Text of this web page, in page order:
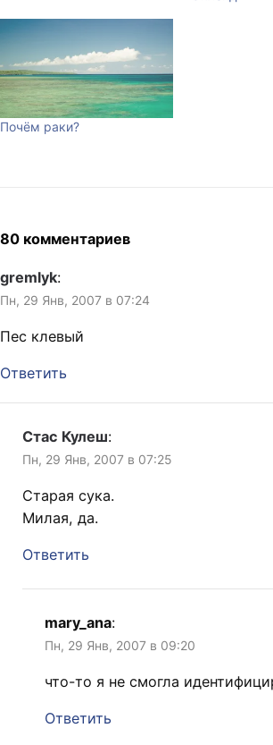
Почём раки?
80 комментариев
gremlyk:
Пн, 29 Янв, 2007 в 07:24
Пес клевый
Ответить
Стас Кулеш:
Пн, 29 Янв, 2007 в 07:25
Старая сука.
Милая, да.
Ответить
mary_ana:
Пн, 29 Янв, 2007 в 09:20
что-то я не смогла
Ответить